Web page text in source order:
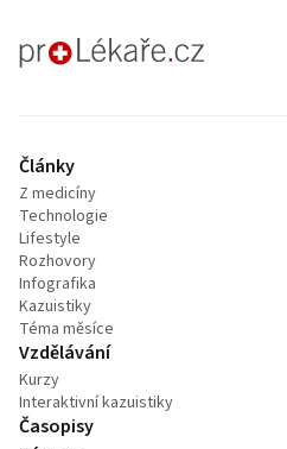
proLékaře.cz
Články
Z medicíny
Technologie
Lifestyle
Rozhovory
Infografika
Kazuistiky
Téma měsíce
Vzdělávání
Kurzy
Interaktivní kazuistiky
Časopisy